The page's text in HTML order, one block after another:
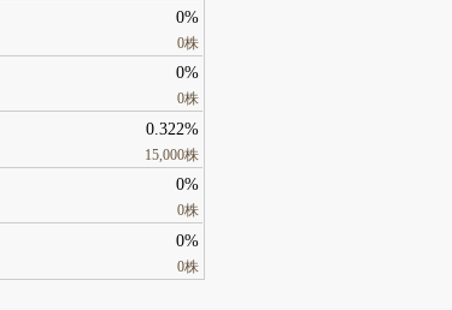
0%
0株
0%
0株
0.322%
15,000株
0%
0株
0%
0株